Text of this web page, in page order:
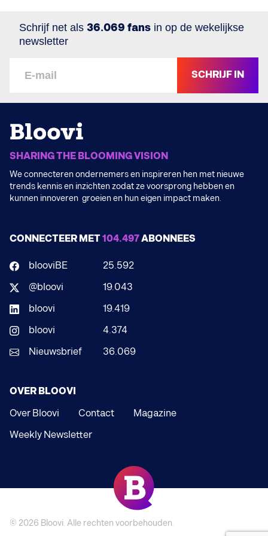
Schrijf net als 36.069 fans in op de wekelijkse
newsletter
SCHRIJF IN
SHARING THE BLOOMING VISION
We connecteren ondernemers en inspireren hen met nieuwe
trends kennis en inzichten zodat ze voorsprong hebben en
kunnen innoveren groeien en hun eigen impact maken.
CONNECTEER MET104.497ABONNEES
blooviBE
25.592
@bloovi
19.043
bloovi
19.419
bloovi
4.374
Nieuwsbrief
36.069
OVER BLOOVI
Over Bloovi
Contact
Magazine
Weekly Newsletter
© 2026 Bloovi. Alle rechten voorbehouden.